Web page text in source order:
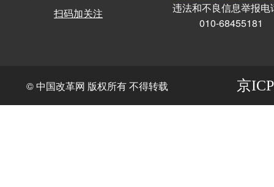
扫码加关注
违法和不良信息举报电
010-68455181
© 中国改革网 版权所有 不得转载 京